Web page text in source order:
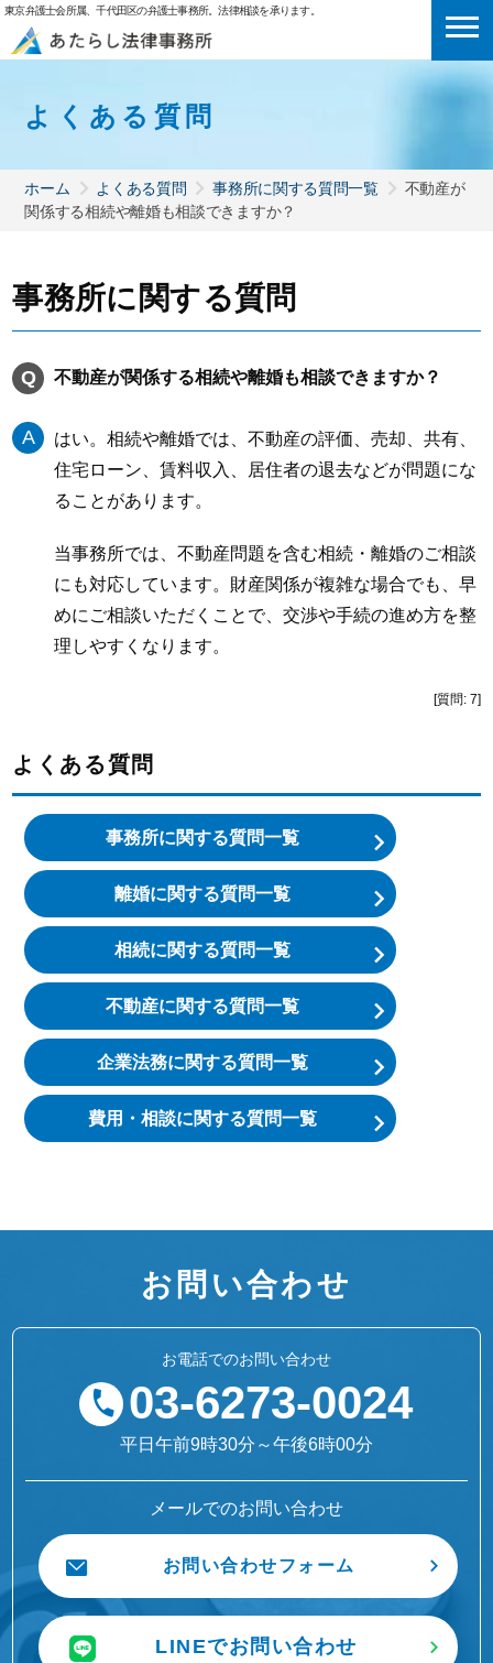
東京弁護士会所属、千代田区の弁護士事務所。法律相談を承ります。
よくある質問
ホーム よくある質問 事務所に関する質問一覧
不動産が
関係する相続や離婚も相談できますか？
事務所に関する質問
不動産が関係する相続や離婚も相談できますか？
はい。相続や離婚では、不動産の評価、売却、共有、
住宅ローン、賃料収入、居住者の退去などが問題にな
ることがあります。
当事務所では、不動産問題を含む相続・離婚のご相談
にも対応しています。財産関係が複雑な場合でも、早
めにご相談いただくことで、交渉や手続の進め方を整
理しやすくなります。
[質問: 7]
よくある質問
事務所に関する質問一覧
離婚に関する質問一覧
相続に関する質問一覧
不動産に関する質問一覧
企業法務に関する質問一覧
費用・相談に関する質問一覧
お問い合わせ
お電話でのお問い合わせ
03-6273-0024
平日午前9時30分～午後6時00分
メールでのお問い合わせ
お問い合わせフォーム
LINEでお問い合わせ